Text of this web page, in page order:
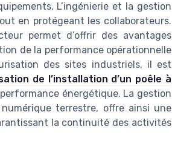
L’ingénierie et la gestion
en protégeant les collaborateurs.
permet d’offrir des avantages
de la performance opérationnelle
des sites industriels, il est
de l’installation d’un poêle à
énergétique. La gestion
terrestre, offre ainsi une
la continuité des activités